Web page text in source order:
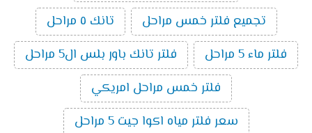
تجميع فلتر خمس مراحل
تانك ٥ مراحل
فلتر ماء 5 مراحل
فلتر تانك باور بلس ال5 مراحل
فلتر خمس مراحل امريكي
سعر فلتر مياه اكوا جيت 5 مراحل